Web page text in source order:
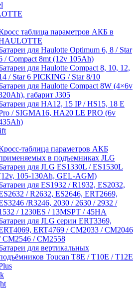
таблица параметров АКБ в
для Haulotte Optimum 6, 8 / Star
/ Compact 8mt (12v 105Ah)
для Haulotte Compact 8, 10, 12,
/ Star 6 PICKING / Star 8/10
для Haulotte Compact 8W (4×6v
габарит J305
для HA12, 15 IP / HS15, 18 E
/ SIGMA16, HA20 LE PRO (6v
таблица параметров АКБ
в подъемниках JLG
для JLG ES1330L / ES1530L
105-130Ah, GEL-AGM)
для ES1932 / R1932, ES2032,
/ R2632, ES2646, ERT2669,
/R3246, 2030 / 2630 / 2932 /
/ 1230ES / 13MSPT / 45HA
для JLG серии ERT3369,
ERT4769 / CM2033 / CM2046
CM2546 / CM2558
для вертикальных
Toucan T8E / T10E / T12E